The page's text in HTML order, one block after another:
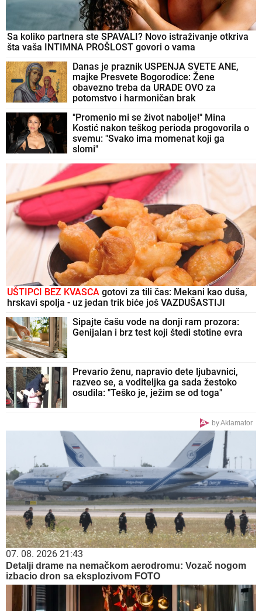
Sa koliko partnera ste SPAVALI? Novo istraživanje otkriva
šta vaša INTIMNA PROŠLOST govori o vama
Danas je praznik USPENJA SVETE ANE,
majke Presvete Bogorodice: Žene
obavezno treba da URADE OVO za
potomstvo i harmoničan brak
"Promenio mi se život nabolje!" Mina
Kostić nakon teškog perioda progovorila o
svemu: "Svako ima momenat koji ga
slomi"
UŠTIPCI BEZ KVASCA gotovi za tili čas: Mekani kao duša,
hrskavi spolja - uz jedan trik biće još VAZDUŠASTIJI
Sipajte čašu vode na donji ram prozora:
Genijalan i brz test koji štedi stotine evra
Prevario ženu, napravio dete ljubavnici,
razveo se, a voditeljka ga sada žestoko
osudila: "Teško je, ježim se od toga"
by Aklamator
07. 08. 2026 21:43
Detalji drame na nemačkom aerodromu: Vozač nogom
izbacio dron sa eksplozivom FOTO